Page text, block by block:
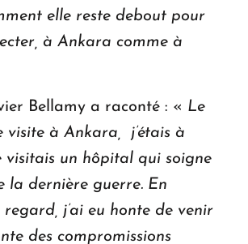
elle reste debout pour
à Ankara comme à
Bellamy a raconté : « Le
visite à Ankara,
j’étais à
visitais un hôpital qui soigne
la dernière guerre. En
j’ai eu honte de venir
des compromissions